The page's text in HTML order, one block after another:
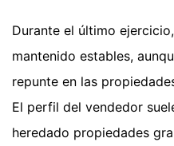
Durante el último
mantenido estables,
repunte en las
El perfil del vendedor
heredado propiedades